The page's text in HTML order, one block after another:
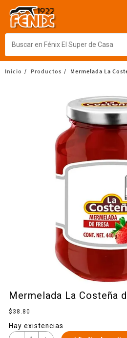
Inicio Productos Mermelada La
Mermelada La Costeña
$ 38.80
Hay existencias